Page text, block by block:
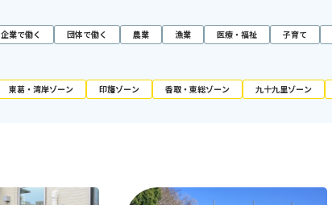
企業で働く 団体で働く 農業 漁業 医療・福祉 子育て
東葛・湾岸ゾーン 印旛ゾーン 香取・東総ゾーン 九十九里ゾーン